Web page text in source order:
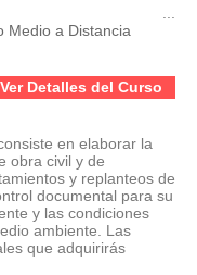
Medio a Distancia
Ver Detalles del Curso
en elaborar la
obra civil y de
y replanteos de
documental para su
y las condiciones
ambiente. Las
que adquirirás